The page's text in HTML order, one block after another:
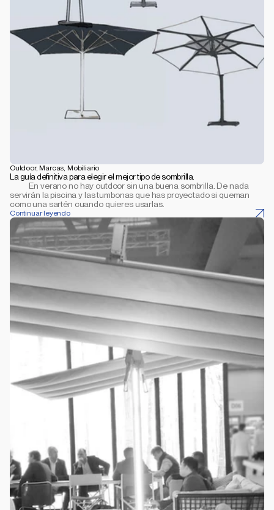
Outdoor, Marcas, Mobiliario
La guía definitiva para elegir el mejor tipo de sombrilla.
           En verano no hay outdoor sin una buena sombrilla. De nada
servirán la piscina y las tumbonas que has proyectado si queman
como una sartén cuando quieres usarlas.
Continuar leyendo